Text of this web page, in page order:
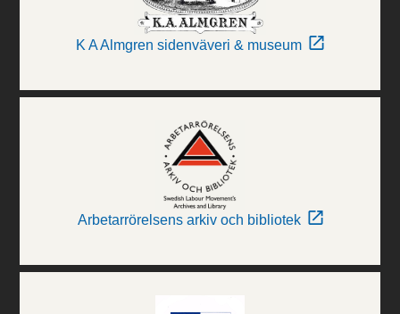
K A Almgren sidenväveri & museum
Arbetarrörelsens arkiv och bibliotek